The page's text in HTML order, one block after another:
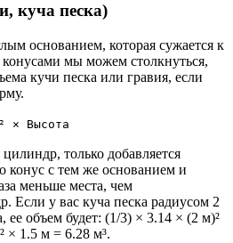
куча песка)
основанием, которая сужается к
мы можем столкнуться,
кучи песка или гравия, если
× Высота
только добавляется
конус с тем же основанием и
меньше места, чем
Если у вас куча песка радиусом 2
ее объем будет: (1/3) × 3.14 × (2 м)²
× 1.5 м = 6.28 м³.